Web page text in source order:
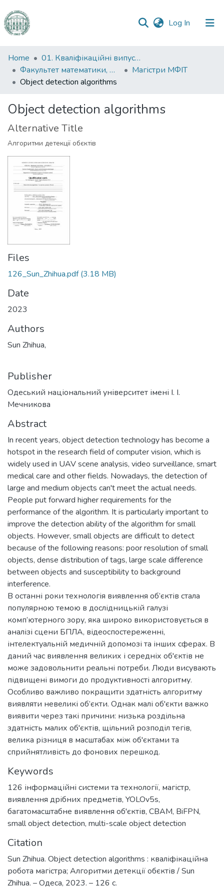
Log In (current)
Communities
&
Collections
Statistics
Home
01. Кваліфікаційні випускні роботи здобувачів вищої освіти
Факультет математики, фізики та інформаційних технологій
Магістри МФІТ
Object detection algorithms
Object detection algorithms
Alternative Title
Алгоритми детекції обєктів
Files
126_Sun_Zhihua.pdf(3.18 MB)
Date
2023
Authors
Sun Zhihua,
Publisher
Одеський національний університет імені І. І.
Мечникова
Abstract
In recent years, object detection technology has become a
hotspot in the research field of computer vision, which is
widely used in UAV scene analysis, video surveillance, smart
medical care and other fields. Nowadays, the detection of
large and medium objects can't meet the actual needs.
People put forward higher requirements for the
performance of the algorithm. It is particularly important to
improve the detection ability of the algorithm for small
objects. However, small objects are difficult to detect
because of the following reasons: poor resolution of small
objects, dense distribution of tags, large scale difference
between objects and susceptibility to background
interference.
В останні роки технологія виявлення об’єктів стала
популярною темою в дослідницькій галузі
комп’ютерного зору, яка широко використовується в
аналізі сцени БПЛА, відеоспостереженні,
інтелектуальній медичній допомозі та інших сферах. В
даний час виявлення великих і середніх об'єктів не
може задовольнити реальні потреби. Люди висувають
підвищені вимоги до продуктивності алгоритму.
Особливо важливо покращити здатність алгоритму
виявляти невеликі об’єкти. Однак малі об'єкти важко
виявити через такі причини: низька роздільна
здатність малих об'єктів, щільний розподіл тегів,
велика різниця в масштабах між об'єктами та
сприйнятливість до фонових перешкод.
Keywords
126 інформаційні системи та технології, магістр,
виявлення дрібних предметів, YOLOv5s,
багатомасштабне виявлення об'єктів, CBAM, BiFPN,
small object detection, multi-scale object detection
Citation
Sun Zhihua. Object detection algorithms : кваліфікаційна
робота магістра; Алгоритми детекції обєктів / Sun
Zhihua. – Одеса, 2023. – 126 с.